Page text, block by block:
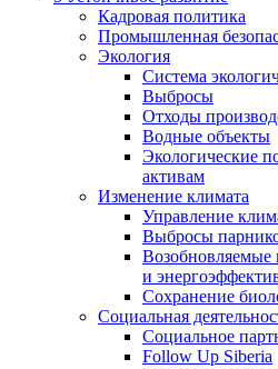
Кадровая политика
Промышленная
Экология
Система
Выбросы
Отходы
Водные объекты
Экологические
активам
Изменение климата
Управление
Выбросы
Возобновляемые
и
Сохранение
Социальная
Социальное
Follow Up Siberia